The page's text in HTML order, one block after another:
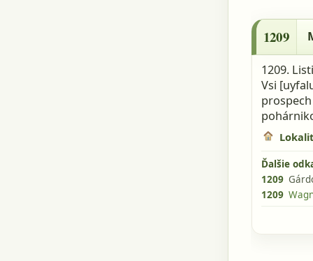
1209 -
1209
1209.
Vsi
Ďalšie
1209
1209